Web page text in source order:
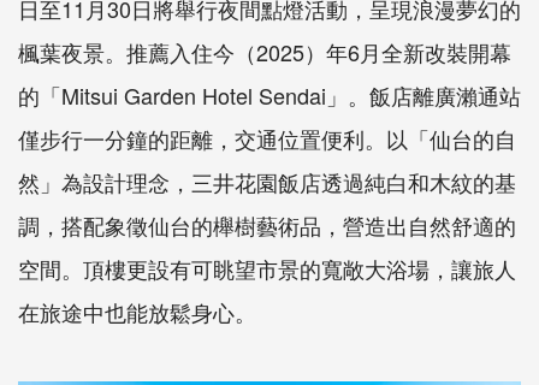
日至11月30日將舉行夜間點燈活動，呈現浪漫夢幻的
楓葉夜景。推薦入住今（2025）年6月全新改裝開幕
的「Mitsui Garden Hotel Sendai」。飯店離廣瀨通站
僅步行一分鐘的距離，交通位置便利。以「仙台的自
然」為設計理念，三井花園飯店透過純白和木紋的基
調，搭配象徵仙台的櫸樹藝術品，營造出自然舒適的
空間。頂樓更設有可眺望市景的寬敞大浴場，讓旅人
在旅途中也能放鬆身心。